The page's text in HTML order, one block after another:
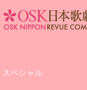
スペシャル